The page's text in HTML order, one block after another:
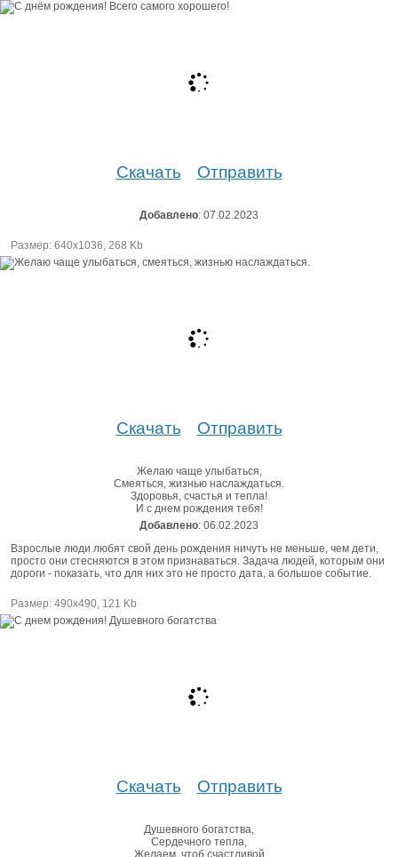
Скачать Отправить
Добавлено: 07.02.2023
Размер: 640х1036, 268 Kb
Скачать Отправить
Желаю чаще улыбаться,
Смеяться, жизнью наслаждаться.
Здоровья, счастья и тепла!
И с днем рождения тебя!
Добавлено: 06.02.2023
Взрослые люди любят свой день рождения ничуть не меньше, чем дети,
просто они стесняются в этом признаваться. Задача людей, которым они
дороги - показать, что для них это не просто дата, а большое событие.
Размер: 490х490, 121 Kb
Скачать Отправить
Душевного богатства,
Сердечного тепла,
Желаем, чтоб счастливой